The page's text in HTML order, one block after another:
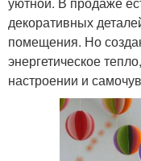
декоративных
помещения. Но
энергетическое
настроении и